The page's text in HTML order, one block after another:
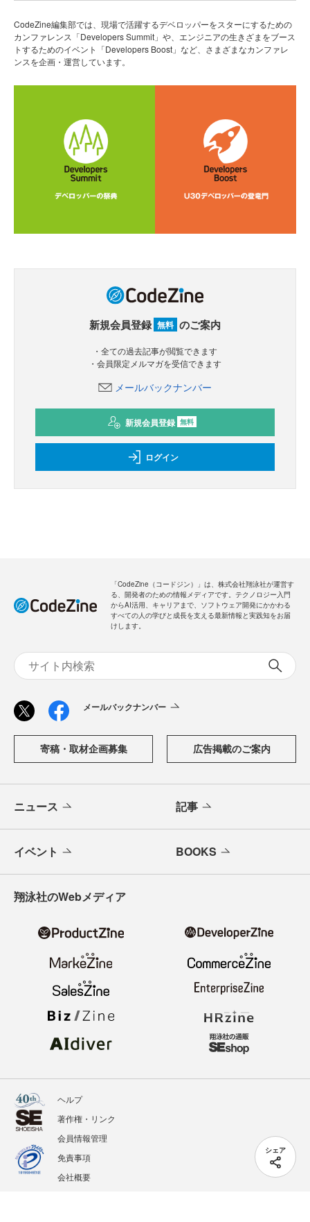
シェア
CodeZine編集部では、現場で活躍するデベロッパーをスターにするための
カンファレンス「Developers Summit」や、エンジニアの生きざまをブース
トするためのイベント「Developers Boost」など、さまざまなカンファレ
ンスを企画・運営しています。
新規会員登録 無料 のご案内
・全ての過去記事が閲覧できます
・会員限定メルマガを受信できます
メールバックナンバー
新規会員登録 無料
ログイン
「CodeZine（コードジン）」は、株式会社翔泳社が運営す
る、開発者のための情報メディアです。テクノロジー入門
からAI活用、キャリアまで、ソフトウェア開発にかかわる
すべての人の学びと成長を支える最新情報と実践知をお届
けします。
メールバックナンバー
寄稿・取材企画募集 広告掲載のご案内
ニュース 記事
イベント BOOKS
翔泳社のWebメディア
ヘルプ
著作権・リンク
会員情報管理
免責事項
会社概要